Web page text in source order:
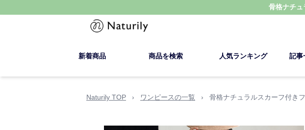
骨格ナチュ
新着商品 商品を検索 人気ランキング 記事
Naturily TOP › ワンピースの一覧 › 骨格ナチュラルスカーフ付き